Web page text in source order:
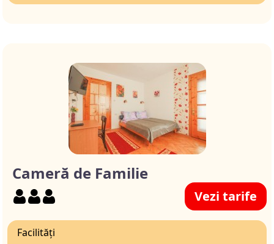
Cameră de Familie
Vezi tarife
Facilități